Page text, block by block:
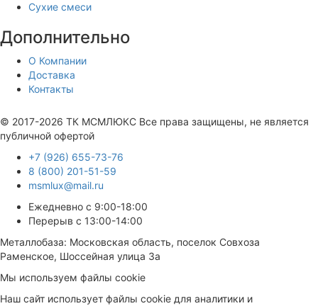
Сухие смеси
Дополнительно
О Компании
Доставка
Контакты
© 2017-2026 ТК МСМЛЮКС Все права защищены, не является
публичной офертой
+7 (926) 655-73-76
8 (800) 201-51-59
msmlux@mail.ru
Ежедневно с 9:00-18:00
Перерыв с 13:00-14:00
Металлобаза: Московская область, поселок Совхоза
Раменское, Шоссейная улица 3а
Мы используем файлы cookie
Наш сайт использует файлы cookie для аналитики и